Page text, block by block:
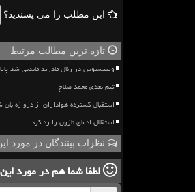
این مطلب را می پسندید؟
تازه ترین مطالب مرتبط
وینیسیوس در رئال مادرید ماندنی شد
تیم بعدی محمد صلاح
استقبال گسترده هواداران از دروازه
استقلال ادعای نازون را رد کرد
نظرات بینندگان در مورد
لطفا شما همدر مورد